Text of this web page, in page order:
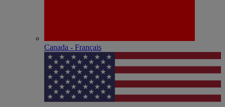
Canada - Français